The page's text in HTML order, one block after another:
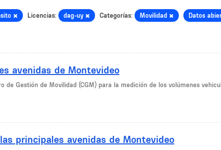
Licencias: dag-uy Categorías: Movilidad Datos
avenidas de Montevideo
de Gestión de Movilidad (CGM) para la medición de los volúmenes
principales avenidas de Montevideo